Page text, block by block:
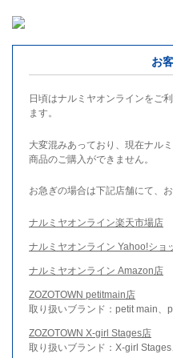
お
日頃はナルミヤオンラインをご
ます。
大変混みあっており、現在ナル
商品のご購入ができません。
お急ぎの場合は下記店舗にて、
ナルミヤオンライン楽天市場店
ナルミヤオンライン Yahoo!ショ
ナルミヤオンライン Amazon店
ZOZOTOWN petitmain店
取り扱いブランド：petit main、
ZOZOTOWN X-girl Stages店
取り扱いブランド：X-girl